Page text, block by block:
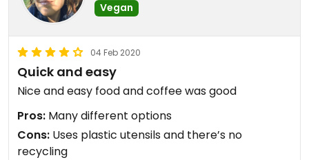
Vegan
04 Feb 2020
Quick and easy
Nice and easy food and coffee was good
Pros: Many different options
Cons: Uses plastic utensils and there’s no
recycling